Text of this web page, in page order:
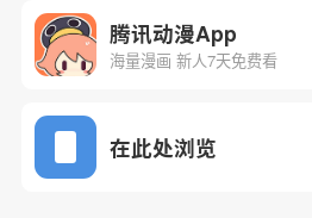
腾讯动漫App
海量漫画 新人7天免费看
在此处浏览